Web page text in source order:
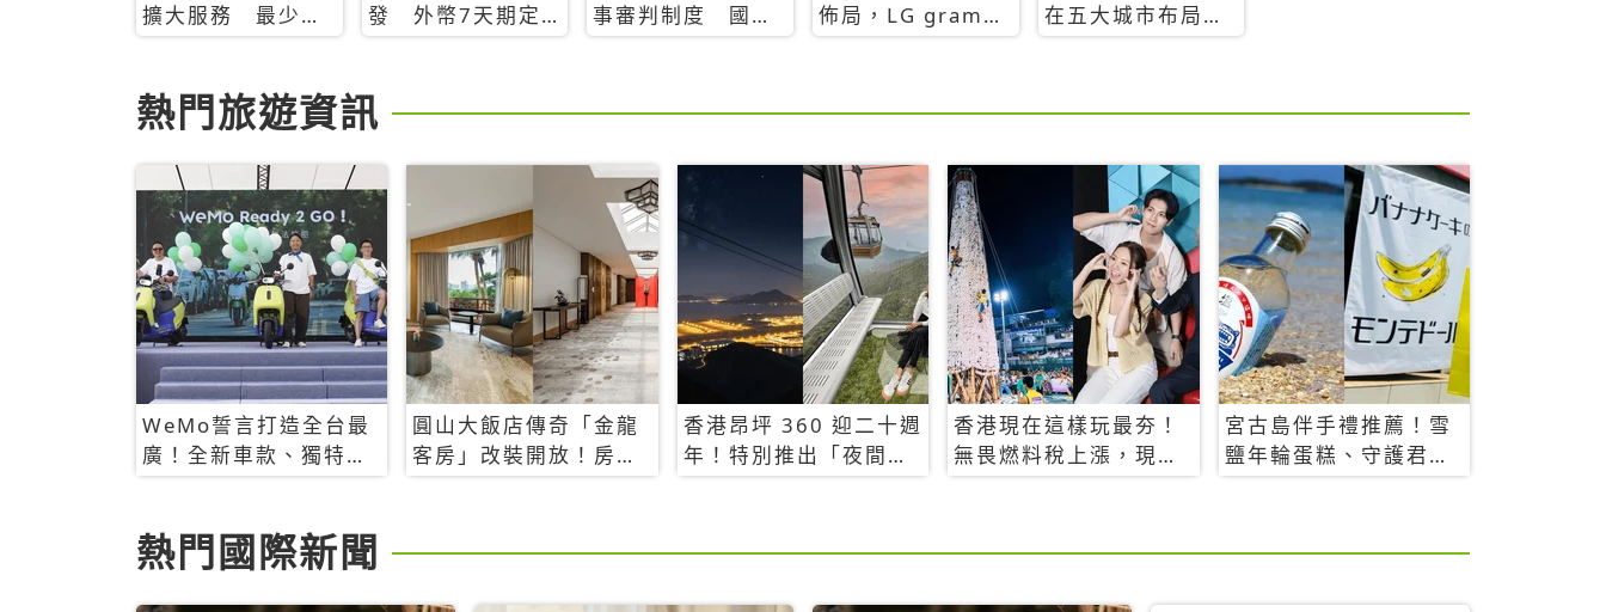
擴大服務 最少只
需199 元就無限搭
發 外幣7天期定
存8.88%
事審判制度 國防
部：軍人涉犯一般
佈局，LG gram
2025 全新升級
在五大城市布局，
全台推案總銷金額
熱門旅遊資訊
WeMo誓言打造全台最
廣！全新車款、獨特香
氛，共享科技迎來新世
圓山大飯店傳奇「金龍
客房」改裝開放！房型
特色亮點一覽
香港昂坪 360 迎二十週
年！特別推出「夜間纜
車」，輕旅行帶你搶先
香港現在這樣玩最夯！
無畏燃料稅上漲，現在
買自由行只要8888元起
宮古島伴手禮推薦！雪
鹽年輪蛋糕、守護君餅
乾，10款必買清單
熱門國際新聞